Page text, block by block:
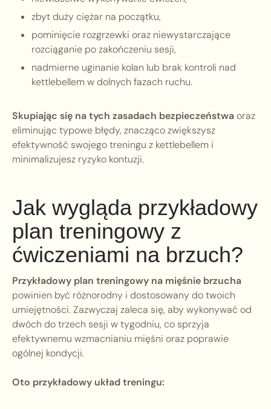
zbyt duży ciężar na początku,
pominięcie rozgrzewki oraz niewystarczające
rozciąganie po zakończeniu sesji,
nadmierne uginanie kolan lub brak kontroli nad
kettlebellem w dolnych fazach ruchu.
Skupiając się na tych zasadach bezpieczeństwaoraz
eliminując typowe błędy, znacząco zwiększysz
efektywność swojego treningu z kettlebellem i
minimalizujesz ryzyko kontuzji.
Jak wygląda przykładowy
plan treningowy z
ćwiczeniami na brzuch?
Przykładowy plan treningowy na mięśnie brzucha
powinien być różnorodny i dostosowany do twoich
umiejętności. Zazwyczaj zaleca się, aby wykonywać od
dwóch do trzech sesji w tygodniu, co sprzyja
efektywnemu wzmacnianiu mięśni oraz poprawie
ogólnej kondycji.
Oto przykładowy układ treningu: